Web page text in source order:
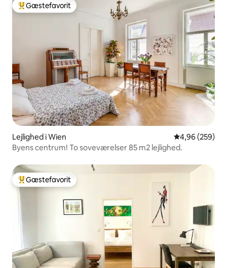
Bedste gæstefavorit
Gæstefavorit
Lejlighed i Wien 4,96 ud af 5 i
4,96 (259)
Byens centrum! To soveværelser 85 m2 lejlighed.
Bedste gæstefavorit
Gæstefavorit